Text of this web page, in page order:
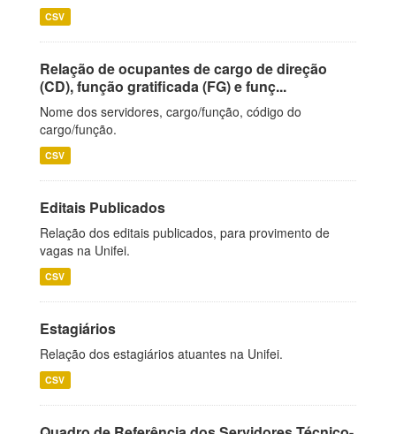
CSV
Relação de ocupantes de cargo de direção
(CD), função gratificada (FG) e funç...
Nome dos servidores, cargo/função, código do
cargo/função.
CSV
Editais Publicados
Relação dos editais publicados, para provimento de
vagas na Unifei.
CSV
Estagiários
Relação dos estagiários atuantes na Unifei.
CSV